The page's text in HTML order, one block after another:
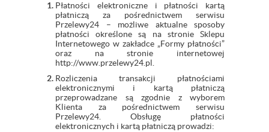
Płatności elektroniczne i płatności kartą
płatniczą za pośrednictwem serwisu
Przelewy24 – możliwe aktualne sposoby
płatności określone są na stronie Sklepu
Internetowego w zakładce „Formy płatności”
oraz na stronie internetowej
http://www.przelewy24.pl.
Rozliczenia transakcji płatnościami
elektronicznymi i kartą płatniczą
przeprowadzane są zgodnie z wyborem
Klienta za pośrednictwem serwisu
Przelewy24. Obsługę płatności
elektronicznych i kartą płatniczą prowadzi: